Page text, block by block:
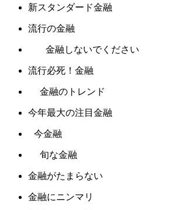
新スタンダード金融
流行の金融
金融しないでください
流行必死！金融
金融のトレンド
今年最大の注目金融
今金融
旬な金融
金融がたまらない
金融にニンマリ